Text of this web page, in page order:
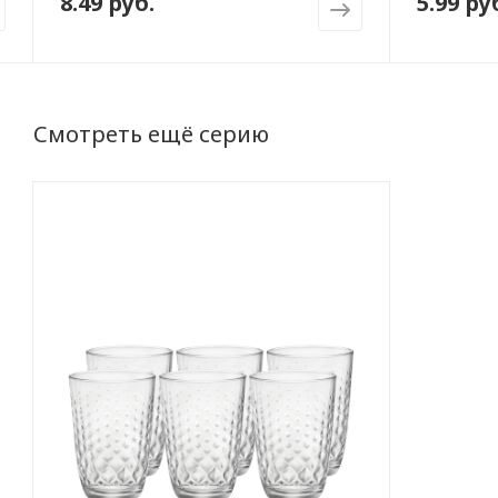
Смотреть ещё серию